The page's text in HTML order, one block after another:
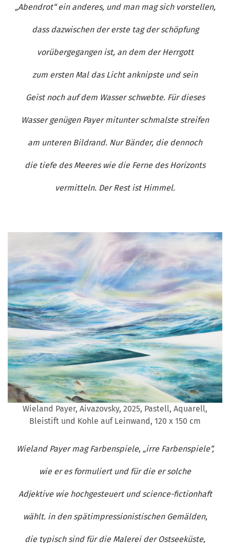
„Abendrot“ ein anderes, und man mag sich vorstellen,
dass dazwischen der erste tag der schöpfung
vorübergegangen ist, an dem der Herrgott
zum ersten Mal das Licht anknipste und sein
Geist noch auf dem Wasser schwebte. Für dieses
Wasser genügen Payer mitunter schmalste streifen
am unteren Bildrand. Nur Bänder, die dennoch
die tiefe des Meeres wie die Ferne des Horizonts
vermitteln. Der Rest ist Himmel.
Wieland Payer, Aivazovsky, 2025, Pastell, Aquarell,
Bleistift und Kohle auf Leinwand, 120 x 150 cm
Wieland Payer mag Farbenspiele, „irre Farbenspiele“,
wie er es formuliert und für die er solche
Adjektive wie hochgesteuert und science-fictionhaft
wählt. in den spätimpressionistischen Gemälden,
die typisch sind für die Malerei der Ostseeküste,